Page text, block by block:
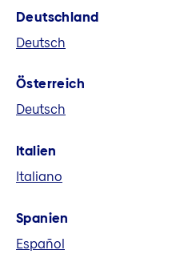
Willkommen bei
Baloise Gruppe
Allbranchenversicherer
eine führende
Märkten und global
Vorsorge- und
Deutschland
Deutsch
Österreich
Deutsch
Italien
Italiano
Spanien
Español